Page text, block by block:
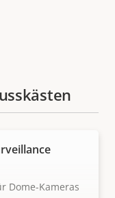
Dome-Kameras